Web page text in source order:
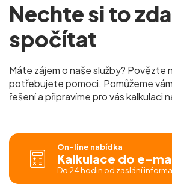
Nechte si to
spočítat
Máte zájem o naše služby? Povězte
potřebujete pomoci. Pomůžeme
řešení a připravíme pro vás kalkulaci
On-line nabídka
Kalkulace do e-
Do 24 hodin od zaslání